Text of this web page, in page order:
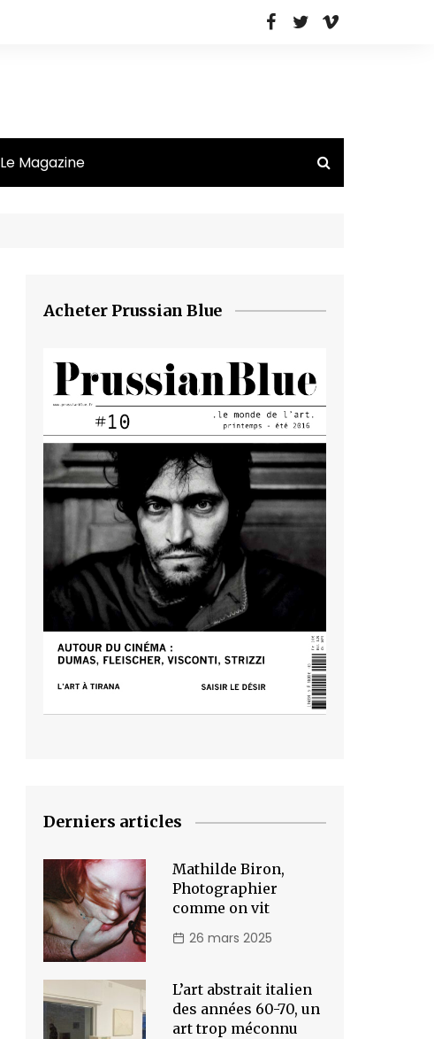
Le Magazine
Acheter Prussian Blue
Derniers articles
Mathilde Biron,
Photographier
comme on vit
26 mars 2025
L’art abstrait italien
des années 60-70, un
art trop méconnu